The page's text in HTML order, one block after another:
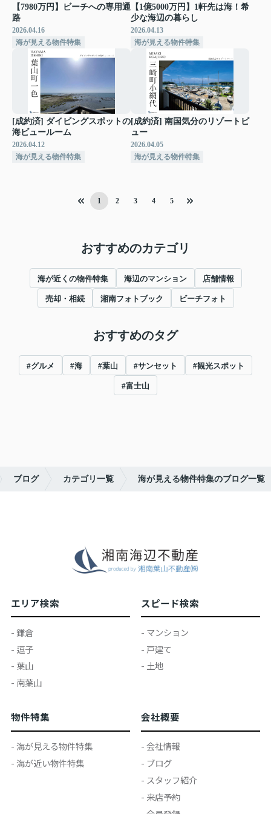
【7980万円】ビーチへの専用通
路
2026.04.16
海が見える物件特集
【1億5000万円】1軒先は海！希
少な海辺の暮らし
2026.04.13
海が見える物件特集
[成約済] ダイビングスポットの
海ビュールーム
2026.04.12
海が見える物件特集
[成約済] 南国気分のリゾートビ
ュー
2026.04.05
海が見える物件特集
1 2 3 4 5
おすすめのカテゴリ
海が近くの物件特集 海辺のマンション 店舗情報
売却・相続 湘南フォトブック ビーチフォト
おすすめのタグ
#グルメ #海 #葉山 #サンセット #観光スポット
#富士山
ブログ カテゴリ一覧 海が見える物件特集のブログ一覧
エリア検索
- 鎌倉
- 逗子
- 葉山
- 南葉山
スピード検索
- マンション
- 戸建て
- 土地
物件特集
- 海が見える物件特集
- 海が近い物件特集
会社概要
- 会社情報
- ブログ
- スタッフ紹介
- 来店予約